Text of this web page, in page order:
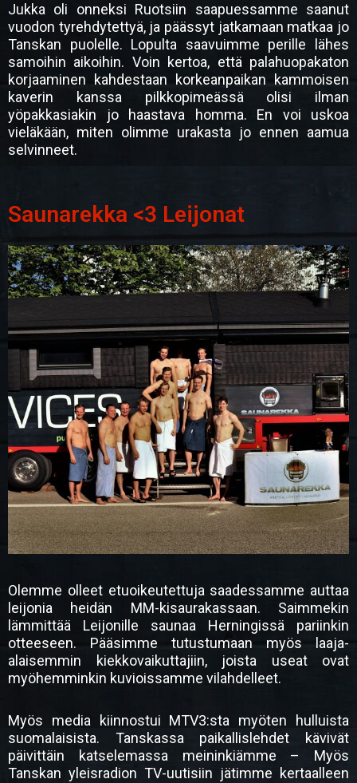
Jukka oli onneksi Ruotsiin saapuessamme saanut
vuodon tyrehdytettyä, ja päässyt jatkamaan matkaa jo
Tanskan puolelle. Lopulta saavuimme perille lähes
samoihin aikoihin. Voin kertoa, että palahuopakaton
korjaaminen kahdestaan korkeanpaikan kammoisen
kaverin kanssa pilkkopimeässä olisi ilman
yöpakkasiakin jo haastava homma. En voi uskoa
vieläkään, miten olimme urakasta jo ennen aamua
selvinneet.
Saunarekka <3 Leijonat
Olemme olleet etuoikeutettuja saadessamme auttaa
leijonia heidän MM-kisaurakassaan. Saimmekin
lämmittää Leijonille saunaa Herningissä pariinkin
otteeseen. Pääsimme tutustumaan myös laaja-
alaisemmin kiekkovaikuttajiin, joista useat ovat
myöhemminkin kuvioissamme vilahdelleet.
Myös media kiinnostui MTV3:sta myöten hulluista
suomalaisista. Tanskassa paikallislehdet kävivät
päivittäin katselemassa meininkiämme – Myös
Tanskan yleisradion TV-uutisiin jätimme kertaalleen